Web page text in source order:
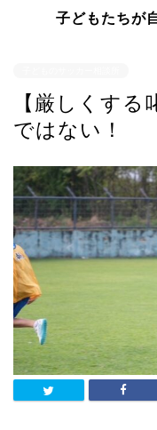
子どもたちが
【厳しくする
ではない！